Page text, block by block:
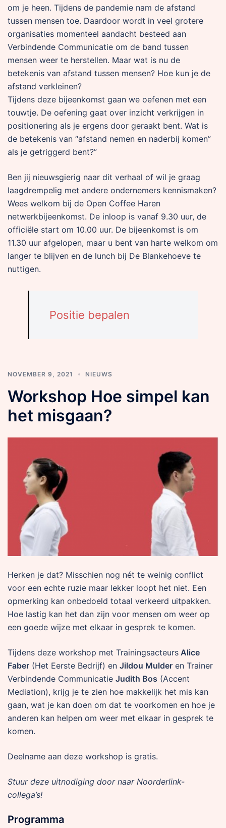
om je heen. Tijdens de pandemie nam de afstand
tussen mensen toe. Daardoor wordt in veel grotere
organisaties momenteel aandacht besteed aan
Verbindende Communicatie om de band tussen
mensen weer te herstellen. Maar wat is nu de
betekenis van afstand tussen mensen? Hoe kun je de
afstand verkleinen?
Tijdens deze bijeenkomst gaan we oefenen met een
touwtje. De oefening gaat over inzicht verkrijgen in
positionering als je ergens door geraakt bent. Wat is
de betekenis van “afstand nemen en naderbij komen”
als je getriggerd bent?”
Ben jij nieuwsgierig naar dit verhaal of wil je graag
laagdrempelig met andere ondernemers kennismaken?
Wees welkom bij de Open Coffee Haren
netwerkbijeenkomst. De inloop is vanaf 9.30 uur, de
officiële start om 10.00 uur. De bijeenkomst is om
11.30 uur afgelopen, maar u bent van harte welkom om
langer te blijven en de lunch bij De Blankehoeve te
nuttigen.
Positie bepalen
NOVEMBER 9, 2021 NIEUWS
Workshop Hoe simpel kan
het misgaan?
Herken je dat? Misschien nog nét te weinig conflict
voor een echte ruzie maar lekker loopt het niet. Een
opmerking kan onbedoeld totaal verkeerd uitpakken.
Hoe lastig kan het dan zijn voor mensen om weer op
een goede wijze met elkaar in gesprek te komen.
Tijdens deze workshop met Trainingsacteurs Alice
Faber (Het Eerste Bedrijf) en Jildou Mulder en Trainer
Verbindende Communicatie Judith Bos (Accent
Mediation), krijg je te zien hoe makkelijk het mis kan
gaan, wat je kan doen om dat te voorkomen en hoe je
anderen kan helpen om weer met elkaar in gesprek te
komen.
Deelname aan deze workshop is gratis.
Stuur deze uitnodiging door naar Noorderlink-
collega’s!
Programma